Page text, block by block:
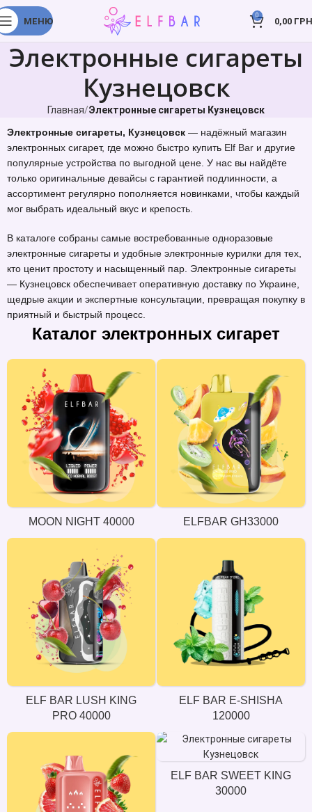
МЕНЮ
0
0,00
Электронные сигареты
Кузнецовск
Главная Электронные сигареты Кузнецовск
Электронные сигареты, Кузнецовск — надёжный магазин
электронных сигарет, где можно быстро купить Elf Bar и другие
популярные устройства по выгодной цене. У нас вы найдёте
только оригинальные девайсы с гарантией подлинности, а
ассортимент регулярно пополняется новинками, чтобы каждый
мог выбрать идеальный вкус и крепость.
В каталоге собраны самые востребованные одноразовые
электронные сигареты и удобные электронные курилки для тех,
кто ценит простоту и насыщенный пар. Электронные сигареты
— Кузнецовск обеспечивает оперативную доставку по Украине,
щедрые акции и экспертные консультации, превращая покупку в
приятный и быстрый процесс.
Каталог электронных сигарет
MOON NIGHT 40000 ELFBAR GH33000
ELF BAR LUSH KING
PRO 40000
ELF BAR E-SHISHA
120000
ELF BAR SWEET KING
30000